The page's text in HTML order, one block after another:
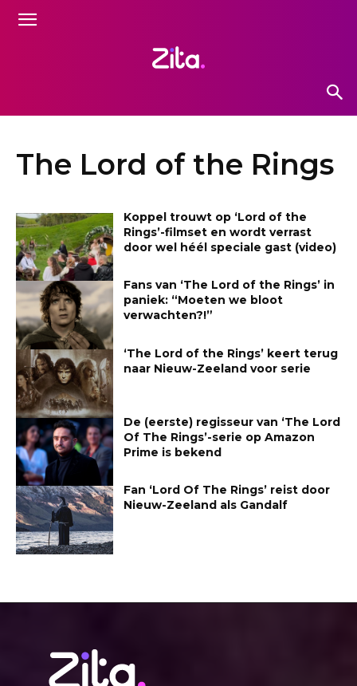
The Lord of the Rings
Koppel trouwt op ‘Lord of the
Rings’-filmset en wordt verrast
door wel héél speciale gast (video)
Fans van ‘The Lord of the Rings’ in
paniek: “Moeten we bloot
verwachten?!”
‘The Lord of the Rings’ keert terug
naar Nieuw-Zeeland voor serie
De (eerste) regisseur van ‘The Lord
Of The Rings’-serie op Amazon
Prime is bekend
Fan ‘Lord Of The Rings’ reist door
Nieuw-Zeeland als Gandalf